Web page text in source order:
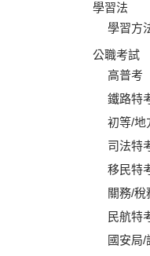
學習法
學習方
公職考試
高普考
鐵路特
初等/地
司法特
移民特
關務/稅
民航特
國安局/